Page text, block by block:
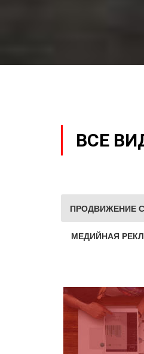
ВСЕ
ПРОДВИЖЕНИЕ
МЕДИЙНАЯ